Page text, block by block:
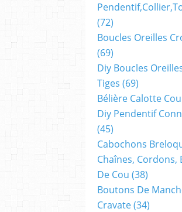
(72)
Boucles Oreilles
(69)
Diy Boucles
Tiges (69)
Bélière Calotte
Diy Pendentif
(45)
Cabochons
Chaînes,
De Cou (38)
Boutons De
Cravate(34)